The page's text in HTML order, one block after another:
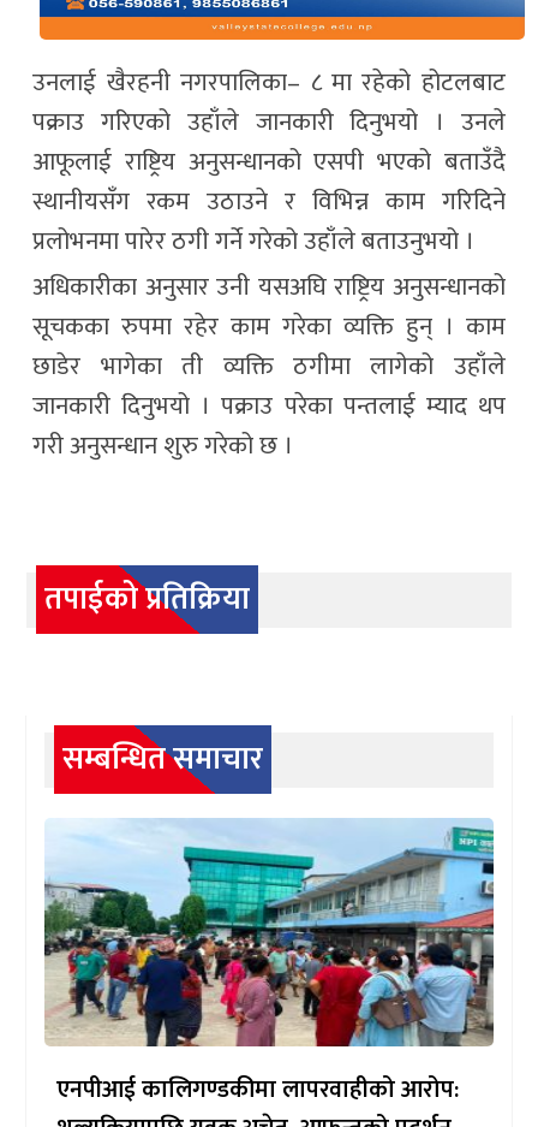
उनलाई खैरहनी नगरपालिका– ८ मा रहेको होटलबाट
पक्राउ गरिएको उहाँले जानकारी दिनुभयो । उनले
आफूलाई राष्ट्रिय अनुसन्धानको एसपी भएको बताउँदै
स्थानीयसँग रकम उठाउने र विभिन्न काम गरिदिने
प्रलोभनमा पारेर ठगी गर्ने गरेको उहाँले बताउनुभयो ।
अधिकारीका अनुसार उनी यसअघि राष्ट्रिय अनुसन्धानको
सूचकका रुपमा रहेर काम गरेका व्यक्ति हुन् । काम
छाडेर भागेका ती व्यक्ति ठगीमा लागेको उहाँले
जानकारी दिनुभयो । पक्राउ परेका पन्तलाई म्याद थप
गरी अनुसन्धान शुरु गरेको छ ।
तपाईको प्रतिक्रिया
सम्बन्धित समाचार
एनपीआई कालिगण्डकीमा लापरवाहीको आरोप: